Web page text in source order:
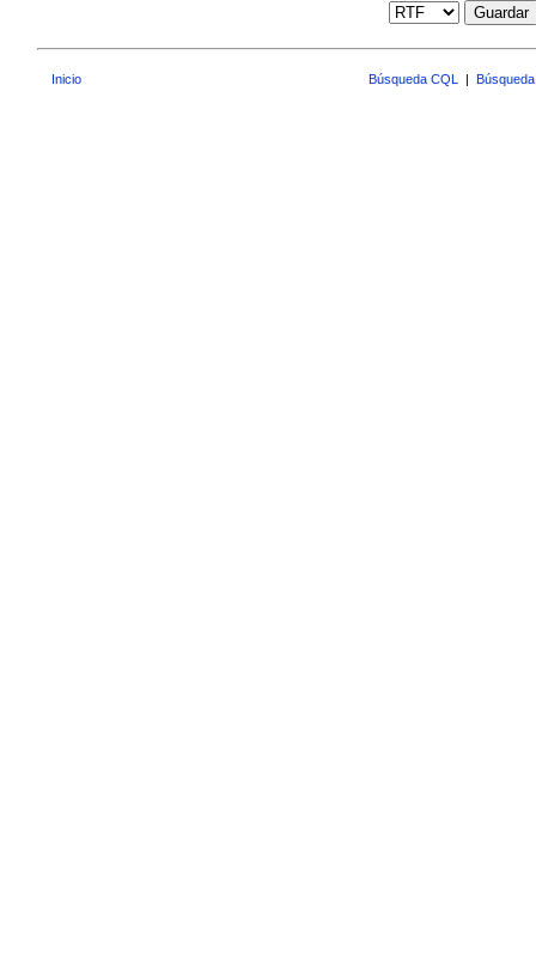
Guardar
Inicio Búsqueda CQL